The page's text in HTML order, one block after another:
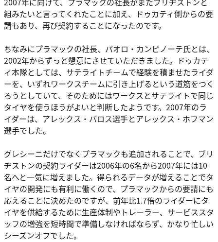
組みたいと言ってくれたことに加え、ドゥカティ側からの要
請もあり、再び契約することになったのです。
ちなみにプラマックの社長、パオロ・カンピノーテ氏とは、
2002年からずっと懇意にさせていただきました。ドゥカテ
ィ本隊としては、サテライトチームで経験を積ませたライダ
ーを、いずれワークスチームに引き上げるという道筋をつく
ろうとしていて、そのためにはワークスとサテライトで同じ
タイヤを使うほうがよいと判断したようです。2007年のラ
イダーは、アレックス・バロス選手とアレックス・ホフマン
選手でした。
グレシーニだけでなくプラマックも追加されることで、ブリ
ヂストンの契約ライダーは2006年の6名から2007年には10
名へと一気に増えました。得られるデータが増えることでタ
イヤの開発にも有利に働くので、プラマックからの要請にも
応えることに決めたのですが、前年比1.7倍のライダーにタ
イヤを供給するために生産体制やトレーラー、サービススタ
ッフの増強を短時間で準備しなければならず、かなり忙しい
シーズンオフでした。